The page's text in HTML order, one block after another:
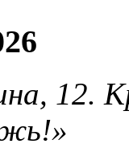
12.